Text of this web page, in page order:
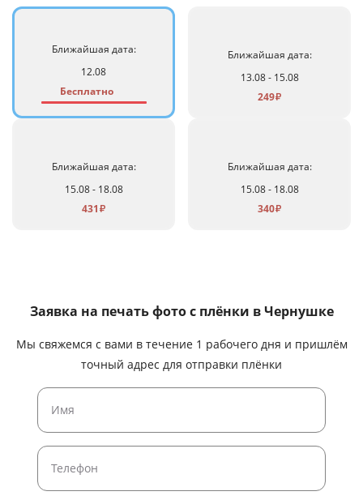
Ближайшая дата:
12.08
Бесплатно
Ближайшая дата:
13.08 - 15.08
249₽
Ближайшая дата:
15.08 - 18.08
431 ₽
Ближайшая дата:
15.08 - 18.08
340₽
Заявка на печать фото с плёнки в Чернушке
Мы свяжемся с вами в течение 1 рабочего дня и пришлём
точный адрес для отправки плёнки